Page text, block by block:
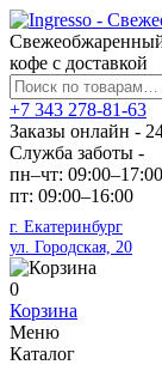
кофе с доставкой
Искать:
+7 343 278-81-63
Заказы онлайн -
Служба заботы -
пн–чт:
пт: 09:00–16:00
г. Екатеринбург
ул. Городская, 20
0
Корзина
Меню
Каталог